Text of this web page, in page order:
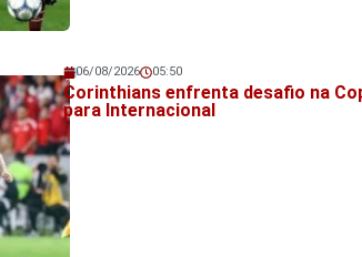
Veja também!
06/08/2026 05:50
Corinthians enfrenta desafio na
para Internacional